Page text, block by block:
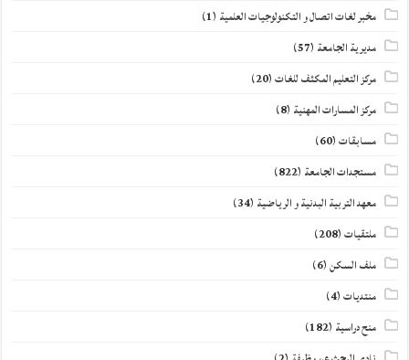
مخبر لغات اتصال و التكنولوجيات العلمية (1)
مديرية الجامعة (57)
مركز التعليم المكثف للغات(20)
مركز المسارات المهنية (8)
مسابقات(60)
مستجدات الجامعة (822)
معهد التربية البدنية و الرياضية (34)
ملتقيات(208)
ملف السكن(6)
منتديات(4)
منح دراسية (182)